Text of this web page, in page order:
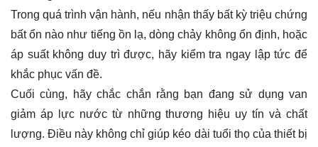
Trong quá trình vận hành, nếu nhận thấy bất kỳ triệu chứng
bất ổn nào như tiếng ồn lạ, dòng chảy không ổn định, hoặc
áp suất không duy trì được, hãy kiểm tra ngay lập tức để
khắc phục vấn đề.
Cuối cùng, hãy chắc chắn rằng bạn đang sử dụng van
giảm áp lực nước từ những thương hiệu uy tín và chất
lượng. Điều này không chỉ giúp kéo dài tuổi thọ của thiết bị